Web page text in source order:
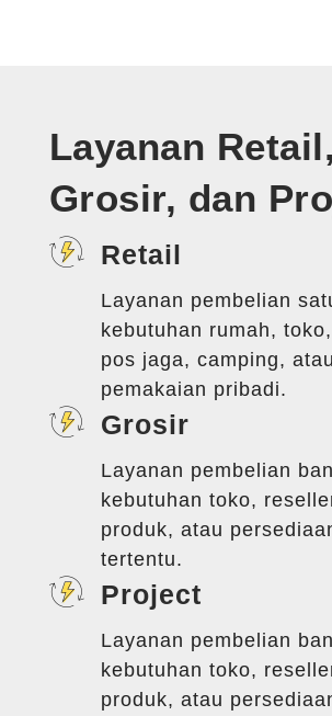
Layanan Retail,
Grosir, dan
Retail
Layanan pembelian
kebutuhan rumah,
pos jaga, camping, atau
pemakaian pribadi.
Grosir
Layanan pembelian
kebutuhan toko,
produk, atau
tertentu.
Project
Layanan pembelian
kebutuhan toko,
produk, atau